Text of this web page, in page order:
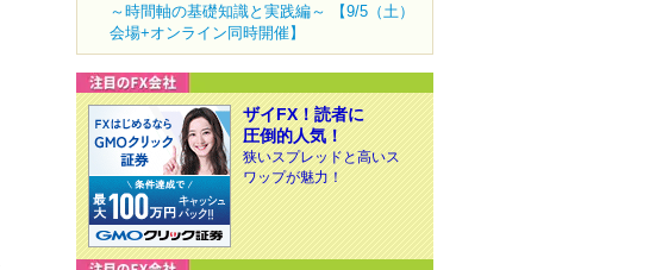
～時間軸の基礎知識と実践編～ 【9/5（土）
会場+オンライン同時開催】
ザイFX！読者に
圧倒的人気！
狭いスプレッドと高いス
ワップが魅力！